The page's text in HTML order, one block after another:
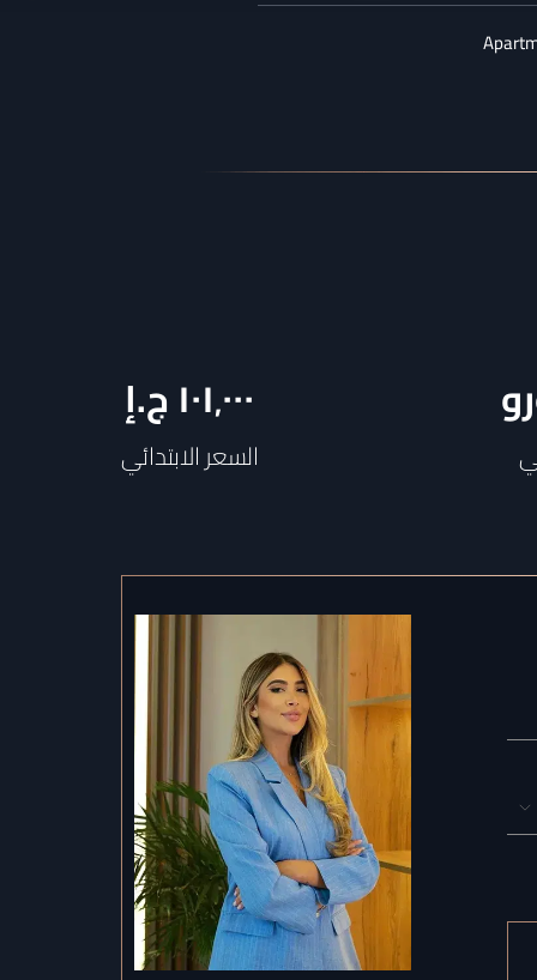
١٠١٬٠٠٠ ج.إ
السعر الابتدائي